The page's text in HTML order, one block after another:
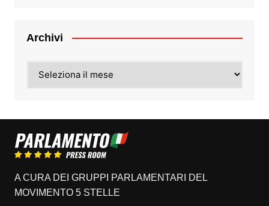
Archivi
A CURA DEI GRUPPI PARLAMENTARI DEL
MOVIMENTO 5 STELLE